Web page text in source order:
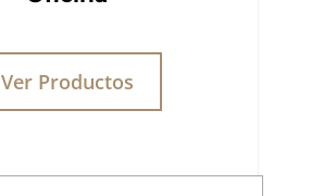
Ver Productos